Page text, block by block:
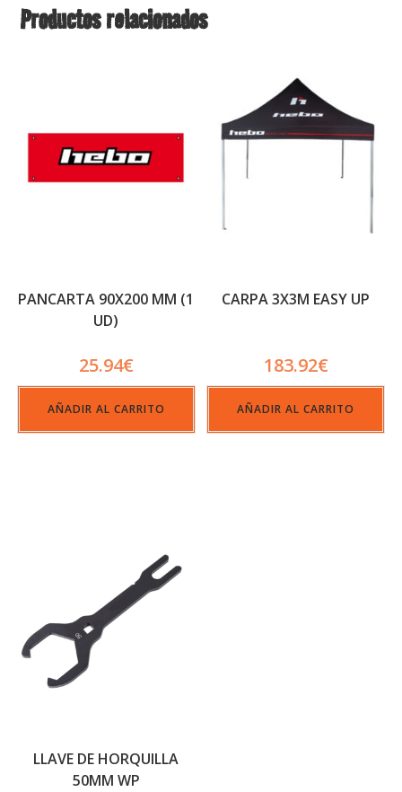
Productos relacionados
PANCARTA 90X200 MM (1
UD)
25.94€
AÑADIR AL CARRITO
CARPA 3X3M EASY UP
183.92€
AÑADIR AL CARRITO
LLAVE DE HORQUILLA
50MM WP